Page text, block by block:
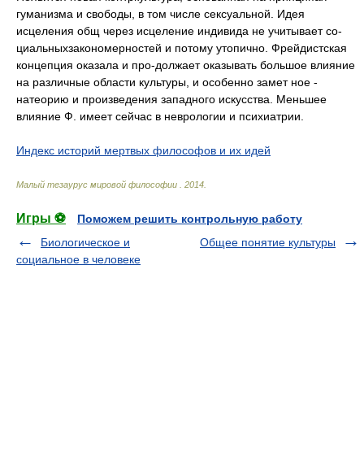
гуманизма и свободы, в том числе сексуальной. Идея
исцеления общ через исцеление индивида не учитывает со-
циальныхзакономерностей и потому утопично. Фрейдистская
концепция оказала и про-должает оказывать большое влияние
на различные области культуры, и особенно замет ное -
натеорию и произведения западного искусства. Меньшее
влияние Ф. имеет сейчас в неврологии и психиатрии.
Индекс историй мертвых философов и их идей
Малый тезаурус мировой философии 2014
Игры ⚽
Поможем решить контрольную работу
Биологическое и
социальное в человеке
Общее понятие культуры